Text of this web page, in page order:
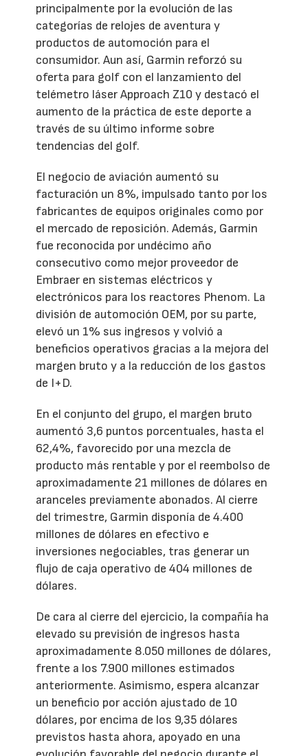
principalmente por la evolución de las
categorías de relojes de aventura y
productos de automoción para el
consumidor. Aun así, Garmin reforzó su
oferta para golf con el lanzamiento del
telémetro láser Approach Z10 y destacó el
aumento de la práctica de este deporte a
través de su último informe sobre
tendencias del golf.
El negocio de aviación aumentó su
facturación un 8%, impulsado tanto por los
fabricantes de equipos originales como por
el mercado de reposición. Además, Garmin
fue reconocida por undécimo año
consecutivo como mejor proveedor de
Embraer en sistemas eléctricos y
electrónicos para los reactores Phenom. La
división de automoción OEM, por su parte,
elevó un 1% sus ingresos y volvió a
beneficios operativos gracias a la mejora del
margen bruto y a la reducción de los gastos
de I+D.
En el conjunto del grupo, el margen bruto
aumentó 3,6 puntos porcentuales, hasta el
62,4%, favorecido por una mezcla de
producto más rentable y por el reembolso de
aproximadamente 21 millones de dólares en
aranceles previamente abonados. Al cierre
del trimestre, Garmin disponía de 4.400
millones de dólares en efectivo e
inversiones negociables, tras generar un
flujo de caja operativo de 404 millones de
dólares.
De cara al cierre del ejercicio, la compañía ha
elevado su previsión de ingresos hasta
aproximadamente 8.050 millones de dólares,
frente a los 7.900 millones estimados
anteriormente. Asimismo, espera alcanzar
un beneficio por acción ajustado de 10
dólares, por encima de los 9,35 dólares
previstos hasta ahora, apoyado en una